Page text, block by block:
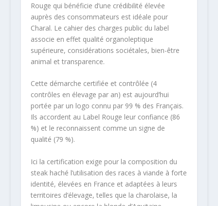
Rouge qui bénéficie d’une crédibilité élevée
auprès des consommateurs est idéale pour
Charal. Le cahier des charges public du label
associe en effet qualité organoleptique
supérieure, considérations sociétales, bien-être
animal et transparence.
Cette démarche certifiée et contrôlée (4
contrôles en élevage par an) est aujourd’hui
portée par un logo connu par 99 % des Français.
Ils accordent au Label Rouge leur confiance (86
%) et le reconnaissent comme un signe de
qualité (79 %).
Ici la certification exige pour la composition du
steak haché l’utilisation des races à viande à forte
identité, élevées en France et adaptées à leurs
territoires d’élevage, telles que la charolaise, la